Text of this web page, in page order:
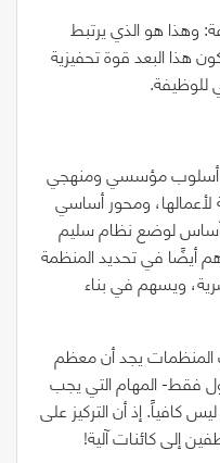
وهذا هو الذي يرتبط
هذا البعد قوة تحفيزية
للوظيفة.
أسلوب مؤسسي ومنهجي
لأعمالها، ومحور أساسي
لوضع نظام سليم
أيضًا في تحديد المنظمة
ويسهم في بناء
المنظمات يجد أن معظم
فقط- المهام التي يجب
كافياً. إذ أن التركيز على
إلى كائنات آلية!